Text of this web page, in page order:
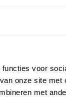
voor
onze site met
met